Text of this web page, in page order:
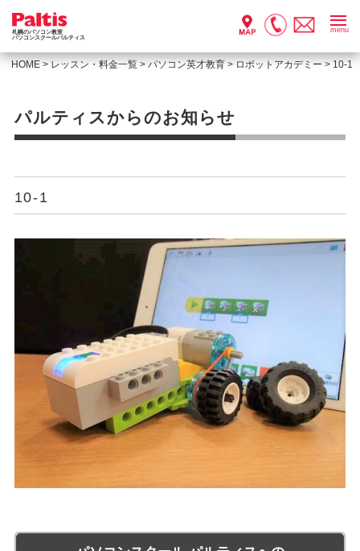
札幌のパソコン教室
パソコンスクールパルティス
menu
HOME > レッスン・料金一覧 >パソコン英才教育 > ロボットアカデミー > 10-1
パルティスからのお知らせ
10-1